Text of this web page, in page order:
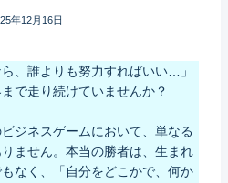
年12月16日
、誰よりも努力すればいい…」
で走り続けていませんか？
ジネスゲームにおいて、単なる
りません。本当の勝者は、生まれ
なく、「自分をどこかで、何か